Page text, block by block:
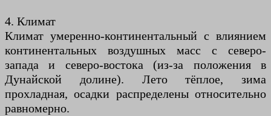
4. Климат
Климат умеренно-континентальный с влиянием
континентальных воздушных масс с северо-
запада и северо-востока (из-за положения в
Дунайской долине). Лето тёплое, зима
прохладная, осадки распределены относительно
равномерно.